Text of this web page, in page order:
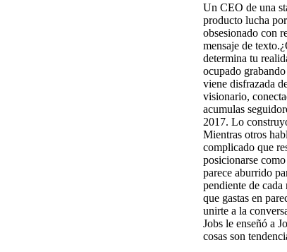
Un CEO de una
producto lucha
obsesionado con
mensaje de
determina tu
ocupado
viene disfrazada
visionario,
acumulas
2017. Lo
Mientras otros
complicado que
posicionarse
parece aburrido
pendiente de
que gastas en
unirte a la
Jobs le enseñó a
cosas son